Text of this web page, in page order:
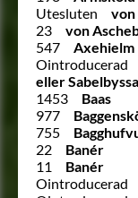
Utesluten
von
23
von
547
Axehielm
Ointroducerad
eller
1453
Baas
977
755
22
Banér
11
Banér
Ointroducerad